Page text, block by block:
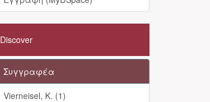
Discover
Συγγραφέα
Vierneisel, K. (1)